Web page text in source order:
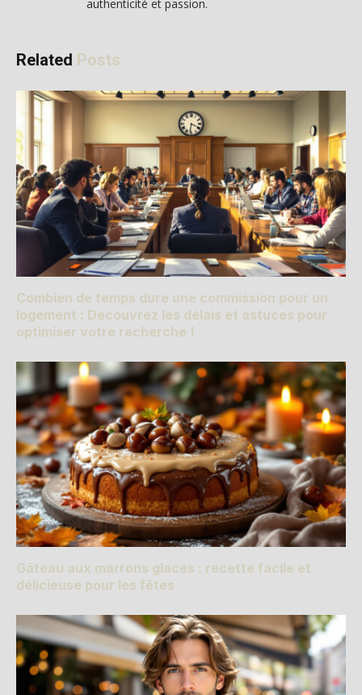
authenticité et passion.
Related Posts
Combien de temps dure une commission pour un
logement : Découvrez les délais et astuces pour
optimiser votre recherche !
Gâteau aux marrons glacés : recette facile et
délicieuse pour les fêtes